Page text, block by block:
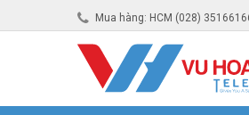
Mua hàng: HCM (028)